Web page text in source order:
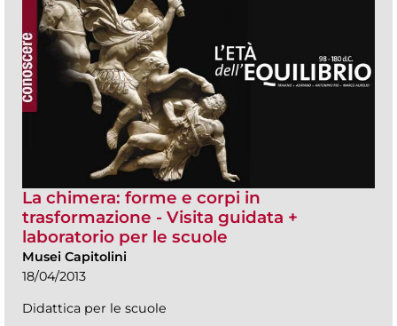
La chimera: forme e corpi in
trasformazione - Visita guidata +
laboratorio per le scuole
Musei Capitolini
18/04/2013
Didattica per le scuole